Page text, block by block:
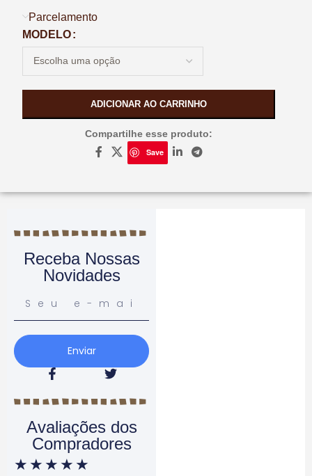
Parcelamento
MODELO
ADICIONAR AO CARRINHO
Compartilhe esse produto:
Save
Receba Nossas
Novidades
Enviar
Avaliações dos
Compradores
★ ★ ★ ★ ★